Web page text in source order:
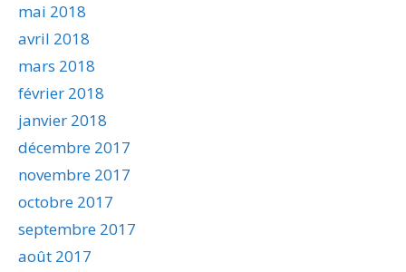
mai 2018
avril 2018
mars 2018
février 2018
janvier 2018
décembre 2017
novembre 2017
octobre 2017
septembre 2017
août 2017